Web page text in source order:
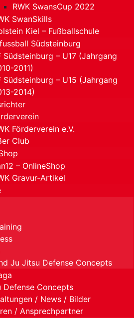
RWK SwansCup 2022
SwanSkills
Kiel – Fußballschule
Südsteinburg
Südsteinburg – U17 (Jahrgang
2011)
Südsteinburg – U15 (Jahrgang
2014)
Förderverein e.V.
Club
– OnlineShop
Gravur-Artikel
Ju Jitsu Defense Concepts
Defense Concepts
/ News / Bilder
/ Ansprechpartner